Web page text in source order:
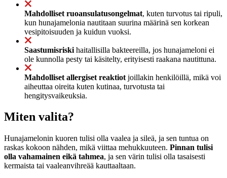
Mahdolliset ruoansulatusongelmat, kuten turvotus tai ripuli,
kun hunajamelonia nautitaan suurina määrinä sen korkean
vesipitoisuuden ja kuidun vuoksi.
Saastumisriski haitallisilla bakteereilla, jos hunajameloni ei
ole kunnolla pesty tai käsitelty, erityisesti raakana nautittuna.
Mahdolliset allergiset reaktiot joillakin henkilöillä, mikä voi
aiheuttaa oireita kuten kutinaa, turvotusta tai
hengitysvaikeuksia.
Miten valita?
Hunajamelonin kuoren tulisi olla vaalea ja sileä, ja sen tuntua on
raskas kokoon nähden, mikä viittaa mehukkuuteen. Pinnan tulisi
olla vahamainen eikä tahmea, ja sen värin tulisi olla tasaisesti
kermaista tai vaaleanvihreää kauttaaltaan.